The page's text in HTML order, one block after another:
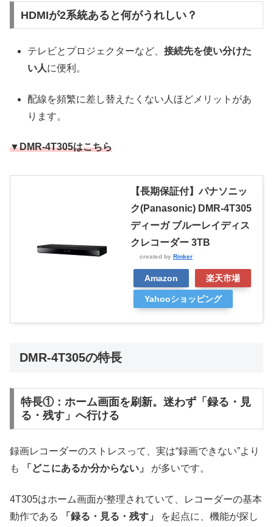
HDMIが2系統あると何がうれしい？
テレビとプロジェクターなど、接続先を使い分けた
い人に便利。
配線を頻繁に差し替えたくない人ほどメリットがあ
ります。
▼DMR-4T305はこちら
【長期保証付】パナソニッ
ク(Panasonic) DMR-4T305
ディーガ ブルーレイディス
クレコーダー 3TB
created by Rinker
Amazon 楽天市場
Yahooショッピング
DMR-4T305の特長
特長①：ホーム画面を刷新。迷わず「録る・見
る・残す」へ行ける
録画レコーダーのストレスって、実は“録画できない”より
も
「どこにあるか分からない」 が多いです。
4T305はホーム画面が整理されていて、レコーダーの基本
動作である
「録る・見る・残す」
を起点に、機能が探し